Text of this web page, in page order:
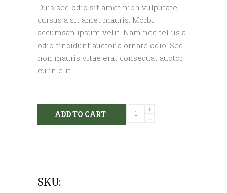
Duis sed odio sit amet nibh vulputate
cursus a sit amet mauris. Morbi
accumsan ipsum velit. Nam nec tellus a
odio tincidunt auctor a ornare odio. Sed
non mauris vitae erat consequat auctor
eu in elit.
Gouda
Cheese
ADD TO CART
SKU: